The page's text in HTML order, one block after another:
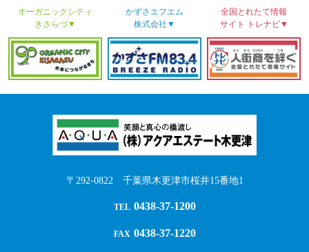
オーガニックシティ
きさらづ▼
かずさ エフエム
株式会社▼
全国とれたて情報
サイト
トレナビ▼
〒292-0822 千葉県木更津市桜井15番地1
TEL 0438-37-1200
FAX 0438-37-1220